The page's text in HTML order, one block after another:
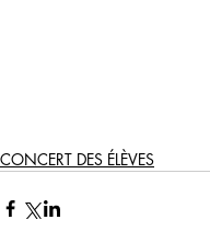
CONCERT DES ÉLÈVES